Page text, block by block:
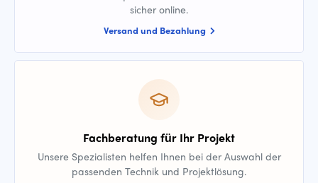
sicher online.
Versand und Bezahlung
Fachberatung für Ihr Projekt
Unsere Spezialisten helfen Ihnen bei der Auswahl der
passenden Technik und Projektlösung.